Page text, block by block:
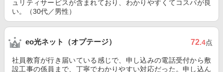
ュリティサービスが含まれており、わかりやすくてコスパが良
い。（30代／男性）
eo光ネット（オプテージ） 72.4点
社員教育が行き届いている感じで、申し込みの電話受付から敷
設工事の係員まで、丁寧でわかりやすい対応だった。申し込ん